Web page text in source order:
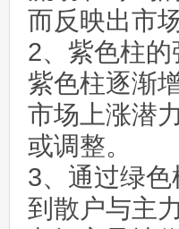
而反映出市
2、紫色柱
紫色柱逐渐
市场上涨潜
或调整。
3、通过绿
到散户与主